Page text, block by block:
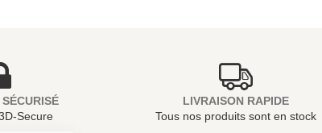
Secure
LIVRAISON RAPIDE
Tous nos produits sont en stock